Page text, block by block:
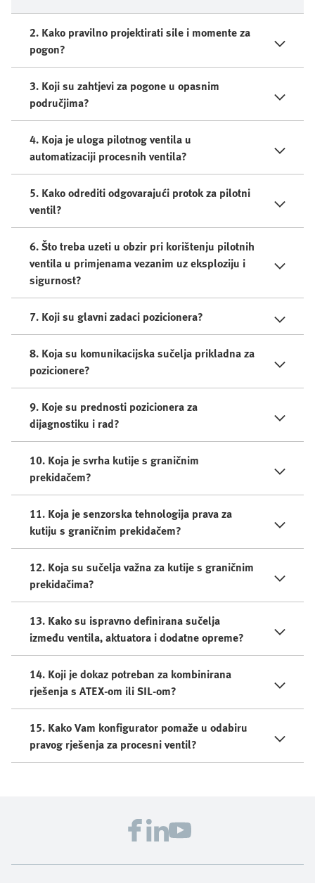
2. Kako pravilno projektirati sile i momente za
pogon?
3. Koji su zahtjevi za pogone u opasnim
područjima?
4. Koja je uloga pilotnog ventila u
automatizaciji procesnih ventila?
5. Kako odrediti odgovarajući protok za pilotni
ventil?
6. Što treba uzeti u obzir pri korištenju pilotnih
ventila u primjenama vezanim uz eksploziju i
sigurnost?
7. Koji su glavni zadaci pozicionera?
8. Koja su komunikacijska sučelja prikladna za
pozicionere?
9. Koje su prednosti pozicionera za
dijagnostiku i rad?
10. Koja je svrha kutije s graničnim
prekidačem?
11. Koja je senzorska tehnologija prava za
kutiju s graničnim prekidačem?
12. Koja su sučelja važna za kutije s graničnim
prekidačima?
13. Kako su ispravno definirana sučelja
između ventila, aktuatora i dodatne opreme?
14. Koji je dokaz potreban za kombinirana
rješenja s ATEX-om ili SIL-om?
15. Kako Vam konfigurator pomaže u odabiru
pravog rješenja za procesni ventil?